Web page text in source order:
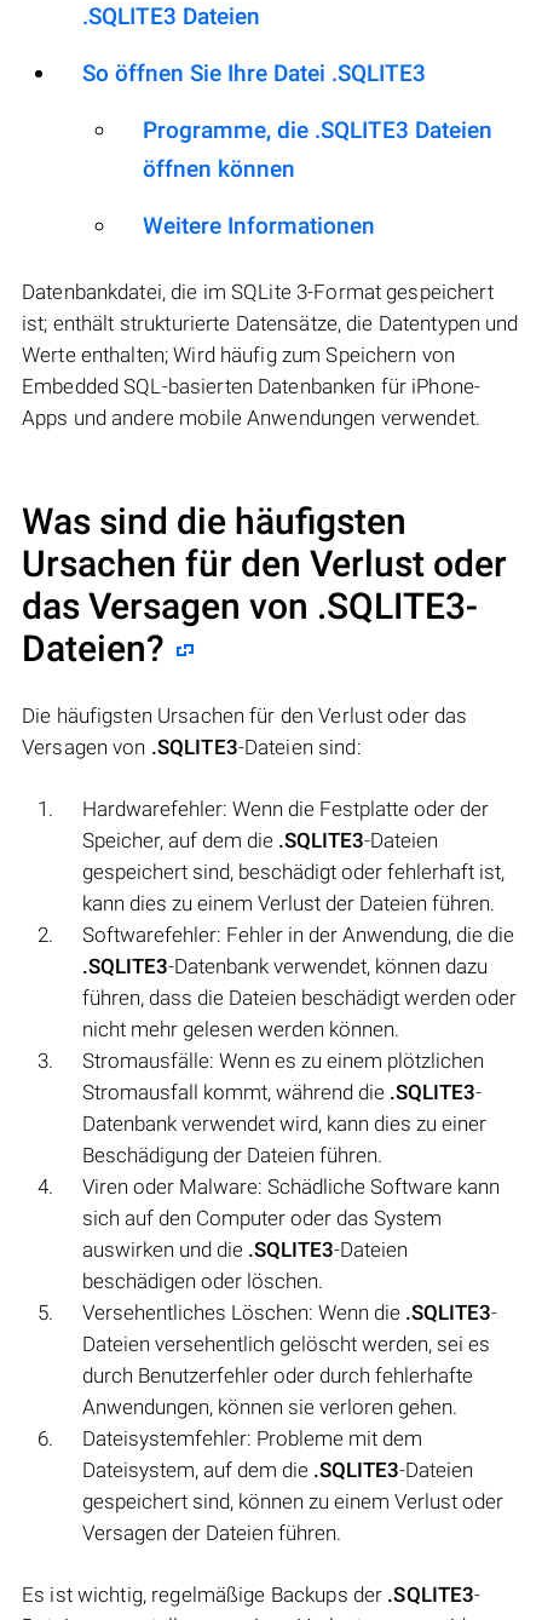
.SQLITE3 Dateien
So öffnen Sie Ihre Datei .SQLITE3
Programme, die .SQLITE3 Dateien
öffnen können
Weitere Informationen
Datenbankdatei, die im SQLite 3-Format gespeichert
ist; enthält strukturierte Datensätze, die Datentypen und
Werte enthalten; Wird häufig zum Speichern von
Embedded SQL-basierten Datenbanken für iPhone-
Apps und andere mobile Anwendungen verwendet.
Was sind die häufigsten
Ursachen für den Verlust oder
das Versagen von .SQLITE3-
Dateien?
Die häufigsten Ursachen für den Verlust oder das
Versagen von .SQLITE3-Dateien sind:
Hardwarefehler: Wenn die Festplatte oder der
Speicher, auf dem die .SQLITE3-Dateien
gespeichert sind, beschädigt oder fehlerhaft ist,
kann dies zu einem Verlust der Dateien führen.
Softwarefehler: Fehler in der Anwendung, die die
.SQLITE3-Datenbank verwendet, können dazu
führen, dass die Dateien beschädigt werden oder
nicht mehr gelesen werden können.
Stromausfälle: Wenn es zu einem plötzlichen
Stromausfall kommt, während die .SQLITE3-
Datenbank verwendet wird, kann dies zu einer
Beschädigung der Dateien führen.
Viren oder Malware: Schädliche Software kann
sich auf den Computer oder das System
auswirken und die .SQLITE3-Dateien
beschädigen oder löschen.
Versehentliches Löschen: Wenn die .SQLITE3-
Dateien versehentlich gelöscht werden, sei es
durch Benutzerfehler oder durch fehlerhafte
Anwendungen, können sie verloren gehen.
Dateisystemfehler: Probleme mit dem
Dateisystem, auf dem die .SQLITE3-Dateien
gespeichert sind, können zu einem Verlust oder
Versagen der Dateien führen.
Es ist wichtig, regelmäßige Backups der .SQLITE3-